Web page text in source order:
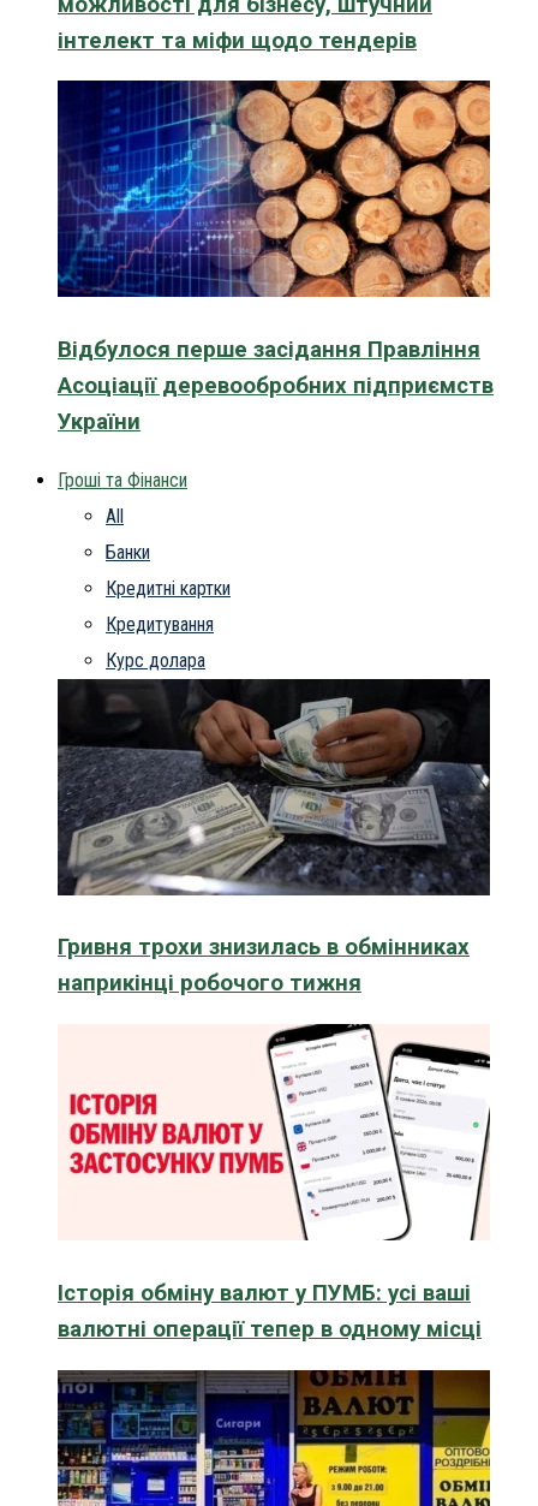
інтелект та міфи щодо тендерів
Відбулося перше засідання Правління
Асоціації деревообробних підприємств
України
Гроші та Фінанси
All
Банки
Кредитні картки
Кредитування
Курс долара
Гривня трохи знизилась в обмінниках
наприкінці робочого тижня
Історія обміну валют у ПУМБ: усі ваші
валютні операції тепер в одному місці